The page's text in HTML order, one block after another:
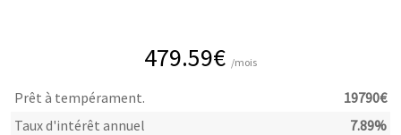
479.59€ /mois
Prêt à tempérament. 19790€
Taux d'intérêt annuel
7.89%